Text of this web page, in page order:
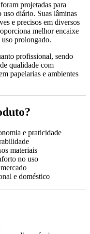
projetadas para
diário. Suas lâminas
e precisos em diversos
melhor encaixe
prolongado.
profissional, sendo
qualidade com
papelarias e ambientes
e praticidade
materiais
no uso
e doméstico